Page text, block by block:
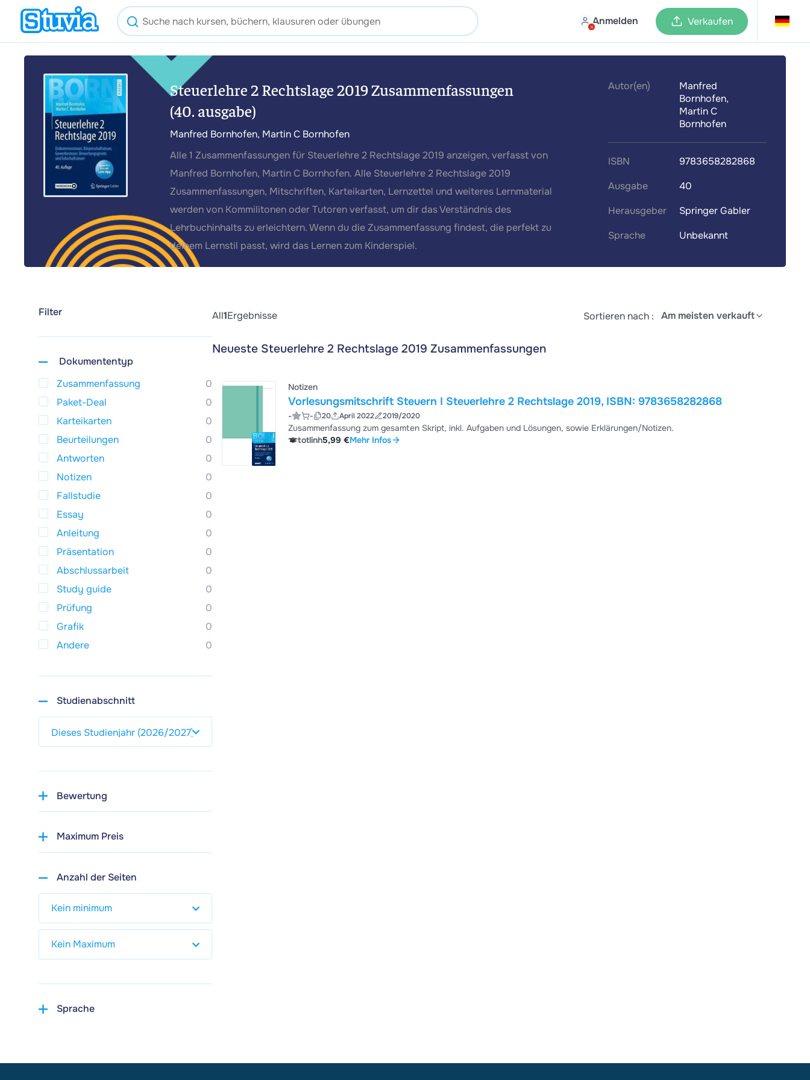
Anmelden Verkaufen
Steuerlehre 2 Rechtslage 2019 Zusammenfassungen
(40. ausgabe)
Manfred Bornhofen, Martin C Bornhofen
Alle 1 Zusammenfassungen für Steuerlehre 2 Rechtslage 2019 anzeigen, verfasst von
Manfred Bornhofen, Martin C Bornhofen. Alle Steuerlehre 2 Rechtslage 2019
Zusammenfassungen, Mitschriften, Karteikarten, Lernzettel und weiteres Lernmaterial
werden von Kommilitonen oder Tutoren verfasst, um dir das Verständnis des
Lehrbuchinhalts zu erleichtern. Wenn du die Zusammenfassung findest, die perfekt zu
deinem Lernstil passt, wird das Lernen zum Kinderspiel.
Autor(en)
Manfred
Bornhofen,
Martin C
Bornhofen
ISBN
9783658282868
Ausgabe
40
Herausgeber
Springer Gabler
Sprache
Unbekannt
Filter
Dokumententyp
Zusammenfassung
0
Paket-Deal
0
Karteikarten
0
Beurteilungen
0
Antworten
0
Notizen
0
Fallstudie
0
Essay
0
Anleitung
0
Präsentation
0
Abschlussarbeit
0
Study guide
0
Prüfung
0
Grafik
0
Andere
0
Studienabschnitt
Bewertung
Maximum Preis
Anzahl der Seiten
Sprache
All1Ergebnisse Sortieren nach : Am meisten verkauft
Neueste Steuerlehre 2 Rechtslage 2019 Zusammenfassungen
Notizen
Vorlesungsmitschrift Steuern I Steuerlehre 2 Rechtslage 2019, ISBN: 9783658282868
- - 20 April 2022 2019/2020
Zusammenfassung zum gesamten Skript, inkl. Aufgaben und Lösungen, sowie Erklärungen/Notizen.
totlinh5,99 €Mehr Infos